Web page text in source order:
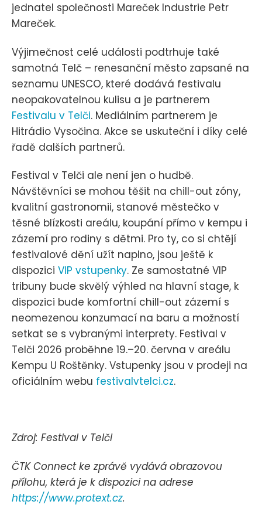
jednatel společnosti Mareček Industrie Petr
Mareček.
Výjimečnost celé události podtrhuje také
samotná Telč – renesanční město zapsané na
seznamu UNESCO, které dodává festivalu
neopakovatelnou kulisu a je partnerem
Festivalu v Telči. Mediálním partnerem je
Hitrádio Vysočina. Akce se uskuteční i díky celé
řadě dalších partnerů.
Festival v Telči ale není jen o hudbě.
Návštěvníci se mohou těšit na chill-out zóny,
kvalitní gastronomii, stanové městečko v
těsné blízkosti areálu, koupání přímo v kempu i
zázemí pro rodiny s dětmi. Pro ty, co si chtějí
festivalové dění užít naplno, jsou ještě k
dispozici VIP vstupenky. Ze samostatné VIP
tribuny bude skvělý výhled na hlavní stage, k
dispozici bude komfortní chill-out zázemí s
neomezenou konzumací na baru a možností
setkat se s vybranými interprety. Festival v
Telči 2026 proběhne 19.–20. června v areálu
Kempu U Roštěnky. Vstupenky jsou v prodeji na
oficiálním webu festivalvtelci.cz.
Zdroj: Festival v Telči
ČTK Connect ke zprávě vydává obrazovou
přílohu, která je k dispozici na adrese
https://www.protext.cz.